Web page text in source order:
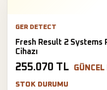
GER DETECT
Fresh Result 2 Systems
Cihazı
255.070 TL GÜNCEL
STOK DURUMU